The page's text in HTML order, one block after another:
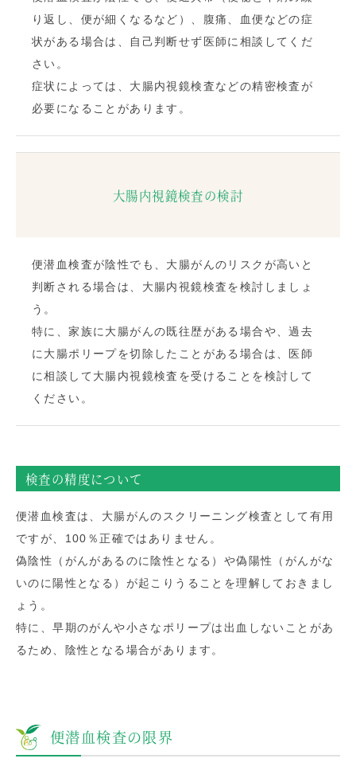
り返し、便が細くなるなど）、腹痛、血便などの症
状がある場合は、自己判断せず医師に相談してくだ
さい。
症状によっては、大腸内視鏡検査などの精密検査が
必要になることがあります。
大腸内視鏡検査の検討
便潜血検査が陰性でも、大腸がんのリスクが高いと
判断される場合は、大腸内視鏡検査を検討しましょ
う。
特に、家族に大腸がんの既往歴がある場合や、過去
に大腸ポリープを切除したことがある場合は、医師
に相談して大腸内視鏡検査を受けることを検討して
ください。
検査の精度について
便潜血検査は、大腸がんのスクリーニング検査として有用
ですが、100％正確ではありません。
偽陰性（がんがあるのに陰性となる）や偽陽性（がんがな
いのに陽性となる）が起こりうることを理解しておきまし
ょう。
特に、早期のがんや小さなポリープは出血しないことがあ
るため、陰性となる場合があります。
便潜血検査の限界